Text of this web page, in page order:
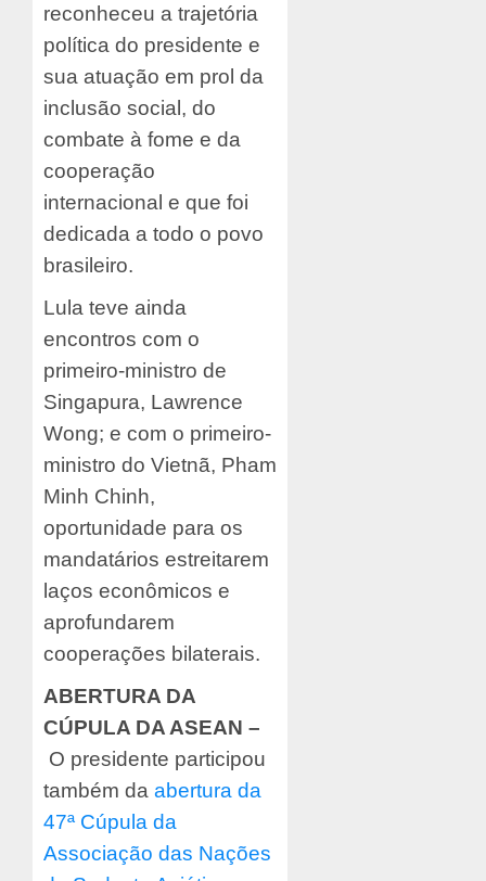
reconheceu a trajetória
política do presidente e
sua atuação em prol da
inclusão social, do
combate à fome e da
cooperação
internacional e que foi
dedicada a todo o povo
brasileiro.
Lula teve ainda
encontros com o
primeiro-ministro de
Singapura, Lawrence
Wong; e com o primeiro-
ministro do Vietnã, Pham
Minh Chinh,
oportunidade para os
mandatários estreitarem
laços econômicos e
aprofundarem
cooperações bilaterais.
ABERTURA DA
CÚPULA DA ASEAN –
O presidente participou
também da abertura da
47ª Cúpula da
Associação das Nações